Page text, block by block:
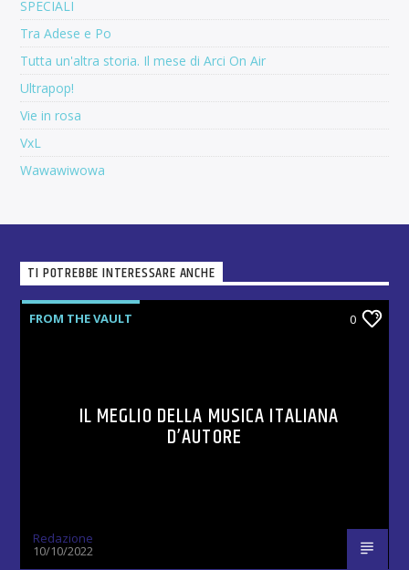
SPECIALI
Tra Adese e Po
Tutta un'altra storia. Il mese di Arci On Air
Ultrapop!
Vie in rosa
VxL
Wawawiwowa
TI POTREBBE INTERESSARE ANCHE
FROM THE VAULT 0
IL MEGLIO DELLA MUSICA ITALIANA
D’AUTORE
Redazione
10/10/2022